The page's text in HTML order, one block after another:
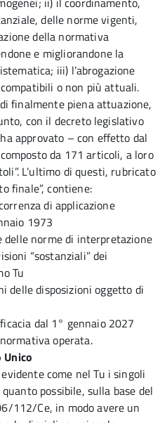
delle norme vigenti,
della normativa
e migliorandone la
iii) l’abrogazione
o non più attuali.
finalmente piena attuazione,
con il decreto legislativo
approvato – con effetto dal
da 171 articoli, a loro
L’ultimo di questi, rubricato
finale”, contiene:
di applicazione
1973
delle norme di interpretazione
“sostanziali” dei
Tu
delle disposizioni oggetto di
dal 1° gennaio 2027
operata.
Unico
come nel Tu i singoli
possibile, sulla base del
112/Ce, in modo avere un